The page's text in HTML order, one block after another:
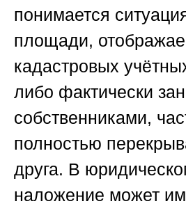
понимается
площади,
кадастровых
либо фактически
собственниками,
полностью
друга. В
наложение может